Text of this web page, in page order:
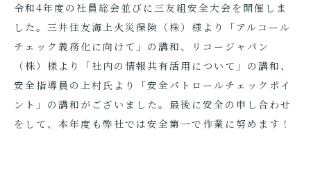
令和4年度の社員総会並びに三友組安全大会を開催しま
した。三井住友海上火災保険（株）様より「アルコール
チェック義務化に向けて」の講和、リコージャパン
（株）様より「社内の情報共有活用について」の講和、
安全指導員の上村氏より「安全パトロールチェックポイ
ント」の講和がございました。最後に安全の申し合わせ
をして、本年度も弊社では安全第一で作業に努めます！